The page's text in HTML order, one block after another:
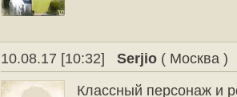
10.08.17 [10:32] Serjio ( Москва )
Классный персонаж и